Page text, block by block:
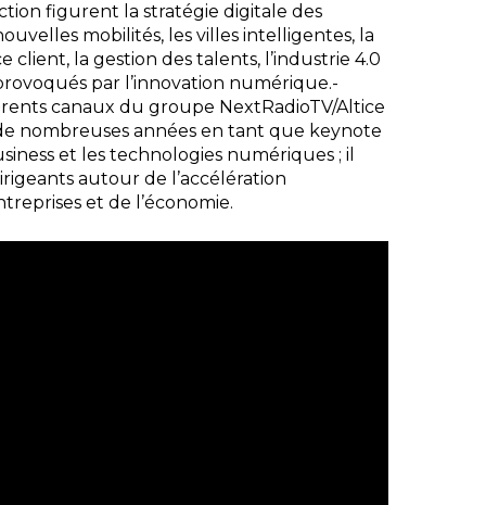
figurent la stratégie digitale des
mobilités, les villes intelligentes, la
client, la gestion des talents, l’industrie 4.0
par l’innovation numérique.-
canaux du groupe NextRadioTV/Altice
nombreuses années en tant que keynote
et les technologies numériques ; il
autour de l’accélération
et de l’économie.